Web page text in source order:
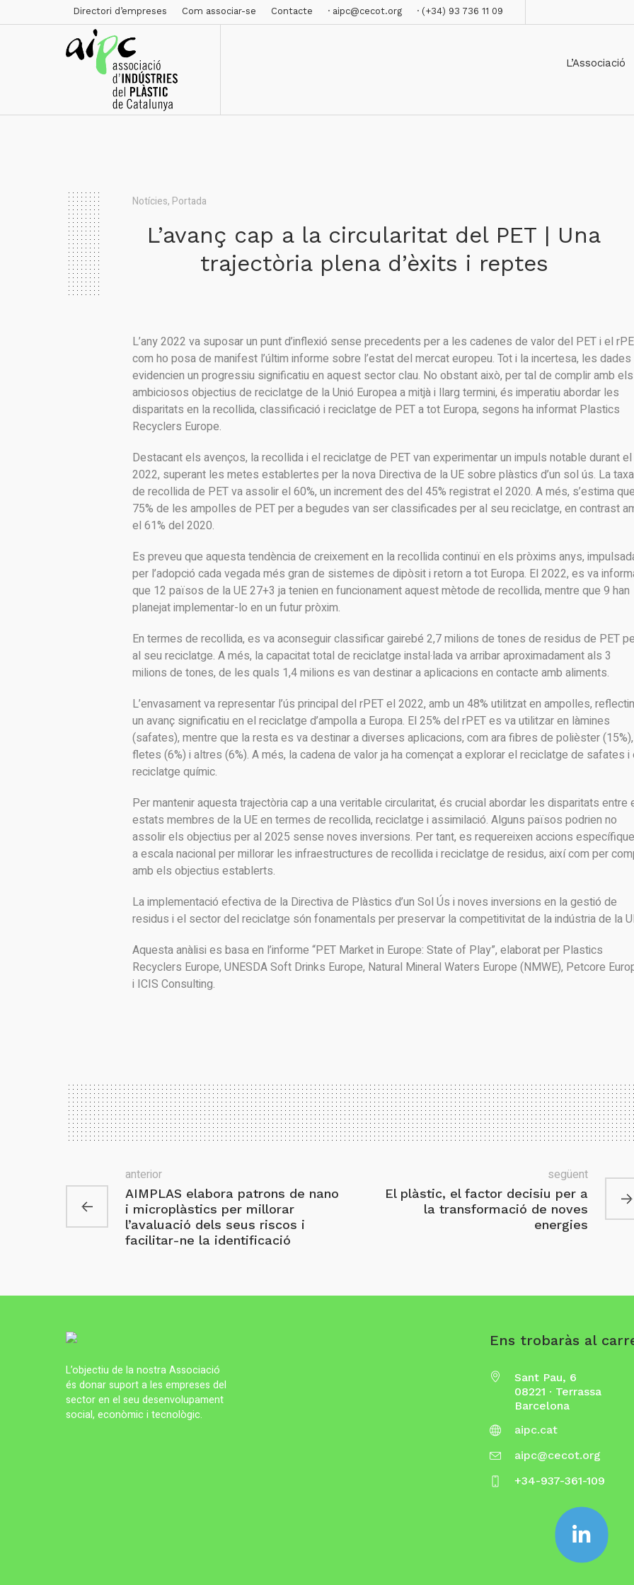
Directori d’empreses Com associar-se Contacte · aipc@cecot.org · (+34) 93 736 11 09
L’Associació
Notícies, Portada
L’avanç cap a la circularitat del PET | Una
trajectòria plena d’èxits i reptes
L’any 2022 va suposar un punt d’inflexió sense precedents per a les cadenes de valor del PET i el
com ho posa de manifest l’últim informe sobre l’estat del mercat europeu. Tot i la incertesa, les dades
evidencien un progressiu significatiu en aquest sector clau. No obstant això, per tal de complir amb els
ambiciosos objectius de reciclatge de la Unió Europea a mitjà i llarg termini, és imperatiu abordar les
disparitats en la recollida, classificació i reciclatge de PET a tot Europa, segons ha informat Plastics
Recyclers Europe.
Destacant els avenços, la recollida i el reciclatge de PET van experimentar un impuls notable durant el
2022, superant les metes establertes per la nova Directiva de la UE sobre plàstics d’un sol ús. La taxa
de recollida de PET va assolir el 60%, un increment des del 45% registrat el 2020. A més, s’estima
75% de les ampolles de PET per a begudes van ser classificades per al seu reciclatge, en contrast
el 61% del 2020.
Es preveu que aquesta tendència de creixement en la recollida continuï en els pròxims anys,
per l’adopció cada vegada més gran de sistemes de dipòsit i retorn a tot Europa. El 2022, es va
que 12 països de la UE 27+3 ja tenien en funcionament aquest mètode de recollida, mentre que 9 han
planejat implementar-lo en un futur pròxim.
En termes de recollida, es va aconseguir classificar gairebé 2,7 milions de tones de residus de PET
al seu reciclatge. A més, la capacitat total de reciclatge instal·lada va arribar aproximadament als 3
milions de tones, de les quals 1,4 milions es van destinar a aplicacions en contacte amb aliments.
L’envasament va representar l’ús principal del rPET el 2022, amb un 48% utilitzat en ampolles,
un avanç significatiu en el reciclatge d’ampolla a Europa. El 25% del rPET es va utilitzar en làmines
(safates), mentre que la resta es va destinar a diverses aplicacions, com ara fibres de polièster (15%),
fletes (6%) i altres (6%). A més, la cadena de valor ja ha començat a explorar el reciclatge de safates i
reciclatge químic.
Per mantenir aquesta trajectòria cap a una veritable circularitat, és crucial abordar les disparitats entre
estats membres de la UE en termes de recollida, reciclatge i assimilació. Alguns països podrien no
assolir els objectius per al 2025 sense noves inversions. Per tant, es requereixen accions
a escala nacional per millorar les infraestructures de recollida i reciclatge de residus, així com per
amb els objectius establerts.
La implementació efectiva de la Directiva de Plàstics d’un Sol Ús i noves inversions en la gestió de
residus i el sector del reciclatge són fonamentals per preservar la competitivitat de la indústria de la
Aquesta anàlisi es basa en l’informe “PET Market in Europe: State of Play”, elaborat per Plastics
Recyclers Europe, UNESDA Soft Drinks Europe, Natural Mineral Waters Europe (NMWE), Petcore
i ICIS Consulting.
AIMPLAS elabora patrons de nano
i microplàstics per millorar
l’avaluació dels seus riscos i
facilitar-ne la identificació
anterior
El plàstic, el factor decisiu per a
la transformació de noves
energies
següent
L’objectiu de la nostra Associació
és donar suport a les empreses del
sector en el seu desenvolupament
social, econòmic i tecnològic.
Ens trobaràs al
Sant Pau, 6
08221 · Terrassa
Barcelona
aipc.cat
aipc@cecot.org
+34-937-361-109